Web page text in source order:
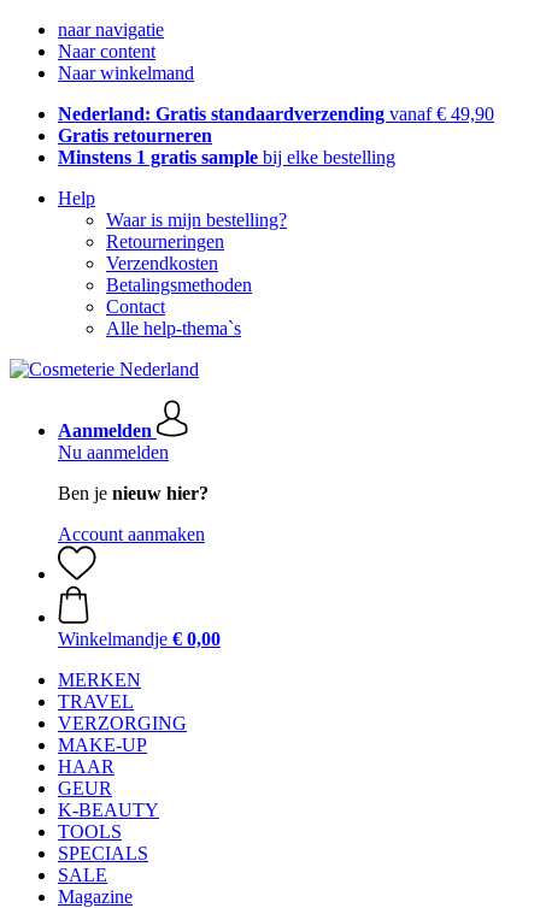
naar navigatie
Naar content
Naar winkelmand
Nederland: Gratis standaardverzending vanaf € 49,90
Gratis retourneren
Minstens 1 gratis sample bij elke bestelling
Help
Waar is mijn bestelling?
Retourneringen
Verzendkosten
Betalingsmethoden
Contact
Alle help-thema`s
Aanmelden
Nu aanmelden
Ben je nieuw hier?
Account aanmaken
Winkelmandje € 0,00
MERKEN
TRAVEL
VERZORGING
MAKE-UP
HAAR
GEUR
K-BEAUTY
TOOLS
SPECIALS
SALE
Magazine